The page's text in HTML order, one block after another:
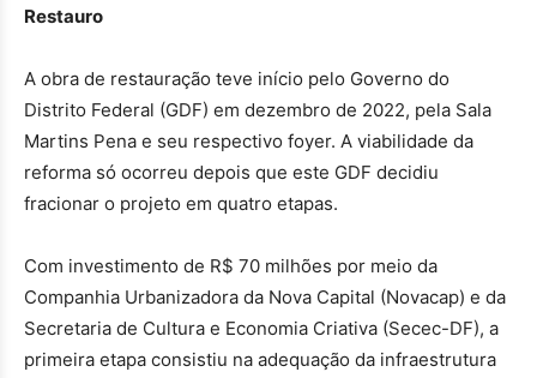
Restauro
A obra de restauração teve início pelo Governo do
Distrito Federal (GDF) em dezembro de 2022, pela Sala
Martins Pena e seu respectivo foyer. A viabilidade da
reforma só ocorreu depois que este GDF decidiu
fracionar o projeto em quatro etapas.
Com investimento de R$ 70 milhões por meio da
Companhia Urbanizadora da Nova Capital (Novacap) e da
Secretaria de Cultura e Economia Criativa (Secec-DF), a
primeira etapa consistiu na adequação da infraestrutura